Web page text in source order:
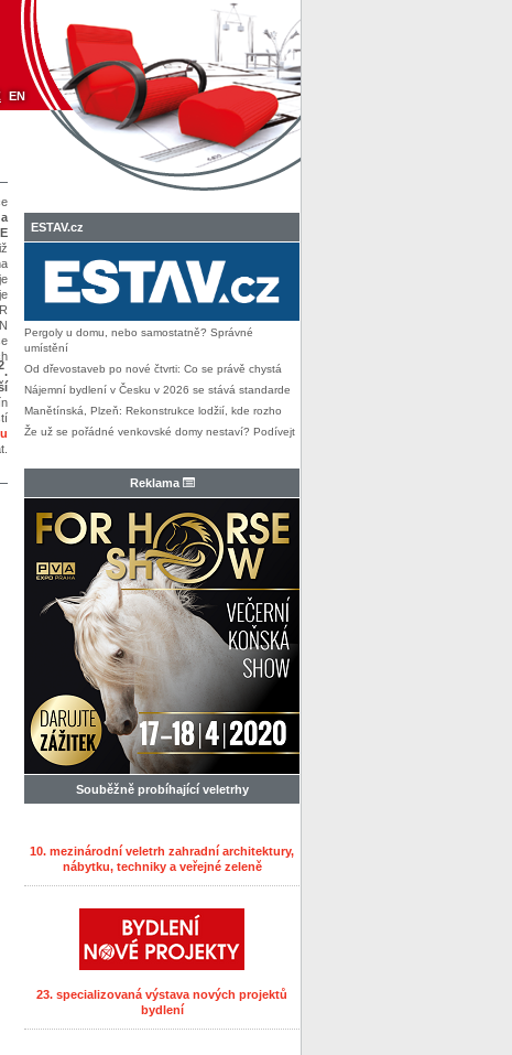
EN
.
ESTAV.cz
Pergoly u domu, nebo samostatně? Správné
umístění
Od dřevostaveb po nové čtvrti: Co se právě chystá
Nájemní bydlení v Česku v 2026 se stává standarde
Manětínská, Plzeň: Rekonstrukce lodžií, kde rozho
Že už se pořádné venkovské domy nestaví? Podívejt
Reklama
Souběžně probíhající veletrhy
10. mezinárodní veletrh zahradní architektury,
nábytku, techniky a veřejné zeleně
23. specializovaná výstava nových projektů
bydlení